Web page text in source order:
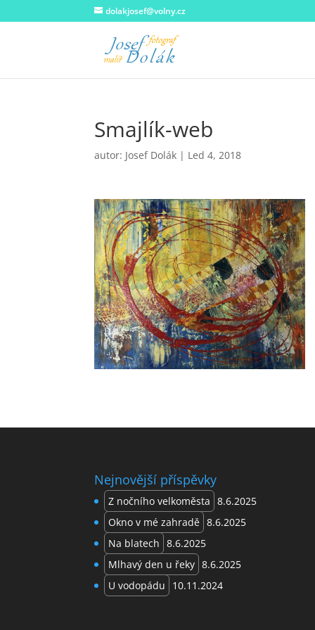
dolakjosef@volny.cz
Smajlík-web
autor: Josef Dolák | Led 4, 2018
Nejnovější příspěvky
Z nočního velkoměsta
8.6.2025
Okno v mé zahradě 8.6.2025
Na blatech
8.6.2025
Mlhavý den u řeky 8.6.2025
U vodopádu
10.11.2024